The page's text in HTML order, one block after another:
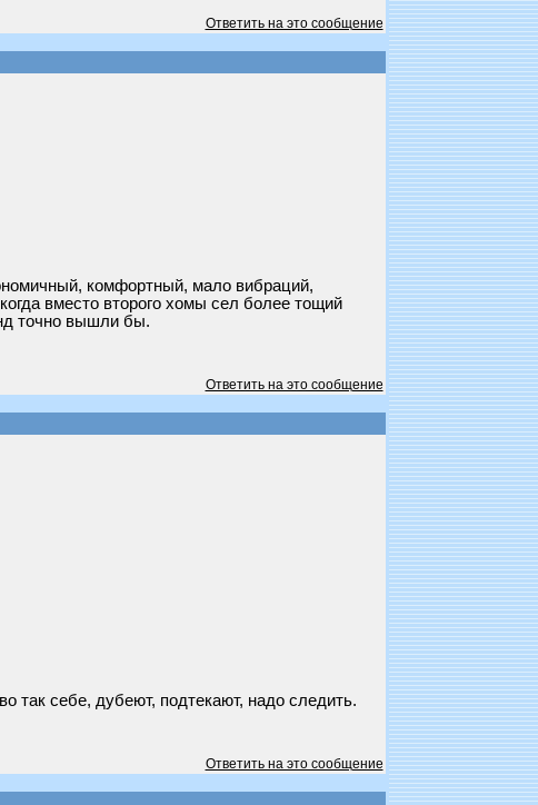
Ответить на это сообщение
комфортный, мало вибраций,
вместо второго хомы сел более тощий
точно вышли бы.
Ответить на это сообщение
так себе, дубеют, подтекают, надо следить.
Ответить на это сообщение